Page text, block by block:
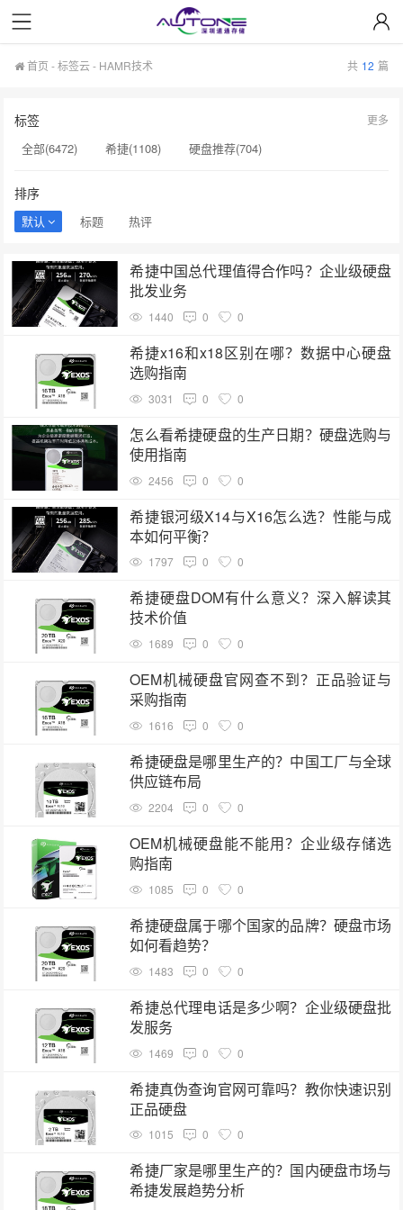
首页 -标签云- HAMR技术 共 12 篇
标签
全部(6472) 希捷(1108)
硬盘推荐(704)
NAS硬盘(593)
希捷硬盘(553)
NVIDIA(51)
英伟达显卡(49)
A100显卡(36)
AI训练显卡(34)
企业级显卡采购(33)
硬盘价格​(27)
英伟达H100(27)
数据安全(27)
更多
排序
默认 标题 热评
希捷中国总代理值得合作吗？企业级硬盘
批发业务
1440 0 0
希捷x16和x18区别在哪？数据中心硬盘
选购指南
3031 0 0
怎么看希捷硬盘的生产日期？硬盘选购与
使用指南
2456 0 0
希捷银河级X14与X16怎么选？性能与成
本如何平衡？
1797 0 0
希捷硬盘DOM有什么意义？深入解读其
技术价值
1689 0 0
OEM机械硬盘官网查不到？正品验证与
采购指南
1616 0 0
希捷硬盘是哪里生产的？中国工厂与全球
供应链布局
2204 0 0
OEM机械硬盘能不能用？企业级存储选
购指南
1085 0 0
希捷硬盘属于哪个国家的品牌？硬盘市场
如何看趋势？
1483 0 0
希捷总代理电话是多少啊？企业级硬盘批
发服务
1469 0 0
希捷真伪查询官网可靠吗？教你快速识别
正品硬盘
1015 0 0
希捷厂家是哪里生产的？国内硬盘市场与
希捷发展趋势分析